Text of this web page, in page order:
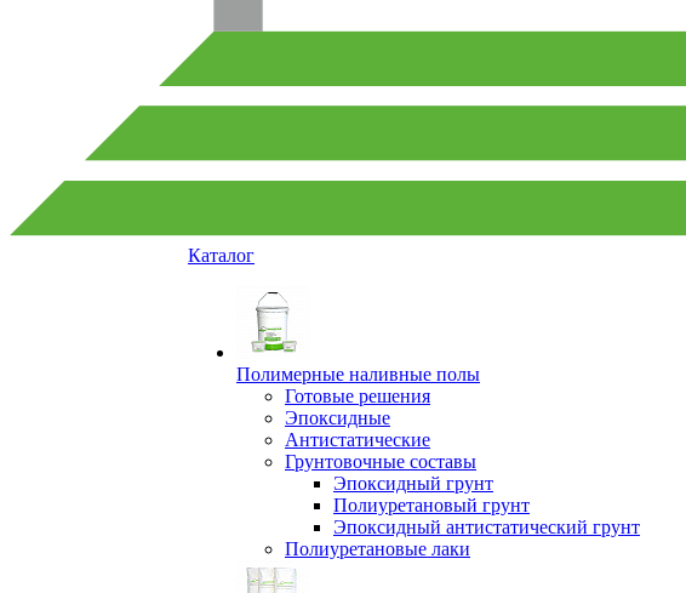
Каталог
Полимерные наливные полы
Готовые решения
Эпоксидные
Антистатические
Грунтовочные составы
Эпоксидный грунт
Полиуретановый грунт
Эпоксидный антистатический грунт
Полиуретановые лаки